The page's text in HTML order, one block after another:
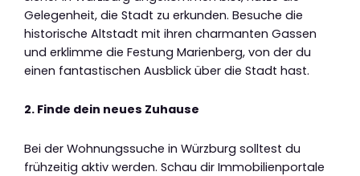
Gelegenheit, die Stadt zu erkunden. Besuche die
historische Altstadt mit ihren charmanten Gassen
und erklimme die Festung Marienberg, von der du
einen fantastischen Ausblick über die Stadt hast.
2. Finde dein neues Zuhause
Bei der Wohnungssuche in Würzburg solltest du
frühzeitig aktiv werden. Schau dir Immobilienportale